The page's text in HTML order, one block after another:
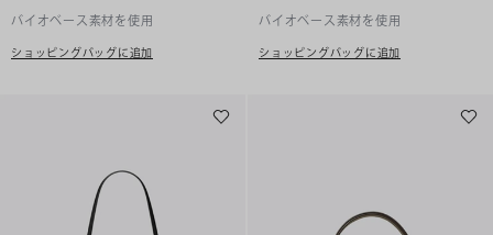
バイオベース素材を使用
ショッピングバッグに追加
バイオベース素材を使用
ショッピングバッグに追加